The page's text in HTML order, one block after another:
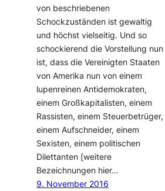
von beschriebenen
Schockzuständen ist gewaltig
und höchst vielseitig. Und so
schockierend die Vorstellung nun
ist, dass die Vereinigten Staaten
von Amerika nun von einem
lupenreinen Antidemokraten,
einem Großkapitalisten, einem
Rassisten, einem Steuerbetrüger,
einem Aufschneider, einem
Sexisten, einem politischen
Dilettanten [weitere
Bezeichnungen hier…
9. November 2016